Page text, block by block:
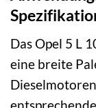
Das Opel 5 L
eine breite